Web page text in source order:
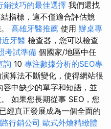
銷技巧的最佳選擇 我們還找
指標，這不僅適合評估競
高雄牙醫推薦 使用 辦桌專
牙醫 檢查器，您可以檢查
考試準備 個國家/地區中任
詢 10 專注數據分析的SEO專
算法不斷變化，使得網站很
中缺少的單字和短語，並
如果您長期從事 SEO，您
經真正發展成為一個全面的
行銷公司 歐式外燴精緻體